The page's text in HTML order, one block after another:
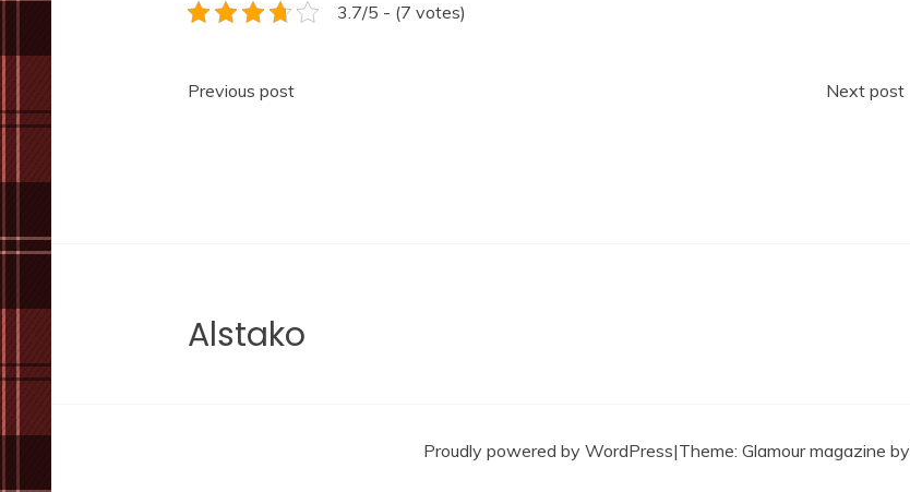
3.7/5 - (7 votes)
Navigace
Previous post Next post
Alstako
Proudly powered by WordPress|Theme: Glamour magazine by